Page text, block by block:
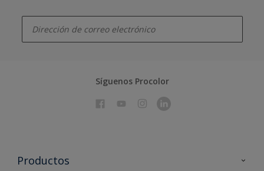
Síguenos Procolor
Productos